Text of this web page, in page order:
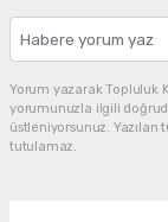
Yorum yazarak Topluluk
yorumunuzla ilgili
üstleniyorsunuz.
tutulamaz.